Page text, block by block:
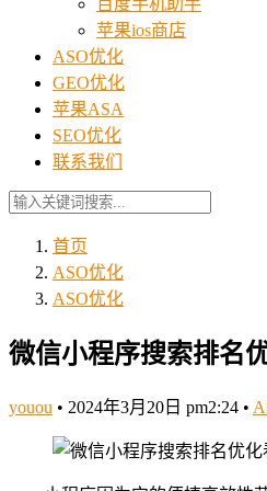
百度手机助手
苹果ios商店
ASO优化
GEO优化
苹果ASA
SEO优化
联系我们
首页
ASO优化
ASO优化
微信小程序搜索排名
youou • 2024年3月20日 pm2:24 •